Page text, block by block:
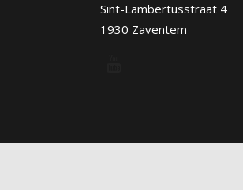
Sint-Lambertusstraat 4
1930 Zaventem